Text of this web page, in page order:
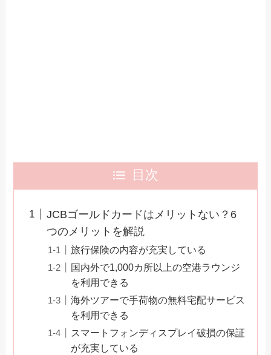
目次
JCBゴールドカードはメリットない？6
つのメリットを解説
旅行保険の内容が充実している
国内外で1,000カ所以上の空港ラウンジ
を利用できる
海外ツアーで手荷物の無料宅配サービス
を利用できる
スマートフォンディスプレイ破損の保証
が充実している